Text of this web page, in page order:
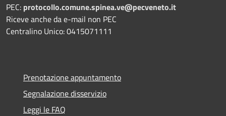
PEC: protocollo.comune.spinea.ve@pecveneto.it
Riceve anche da e-mail non PEC
Centralino Unico: 0415071111
Prenotazione appuntamento
Segnalazione disservizio
Leggi le FAQ